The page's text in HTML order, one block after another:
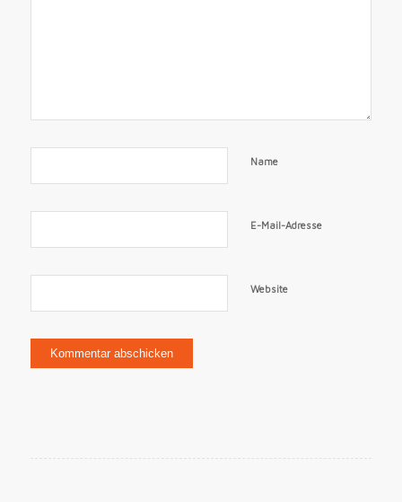
Name
E-Mail-Adresse
Website